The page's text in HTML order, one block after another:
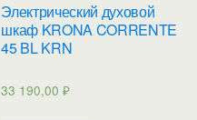
Электрический духовой
шкаф KRONA CORRENTE
45 BL KRN
33 190,00₽